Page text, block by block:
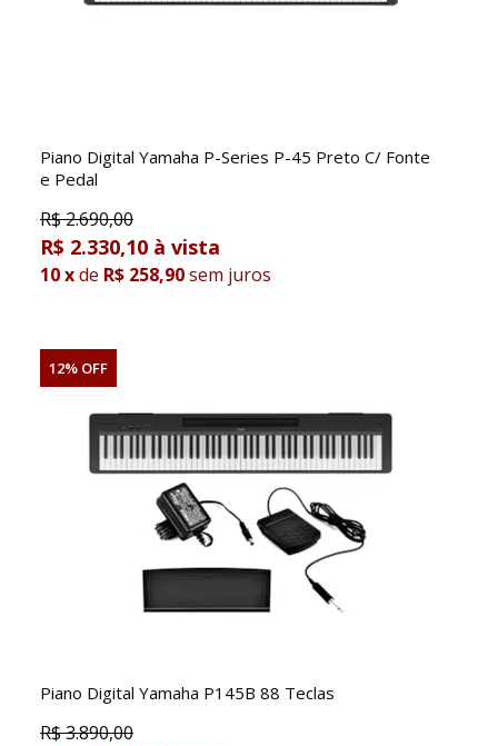
Piano Digital Yamaha P-Series P-45 Preto C/ Fonte
e Pedal
R$2.690,00
R$ 2.330,10
10xde R$ 258,90sem juros
12% OFF
Piano Digital Yamaha P145B 88 Teclas
R$3.890,00